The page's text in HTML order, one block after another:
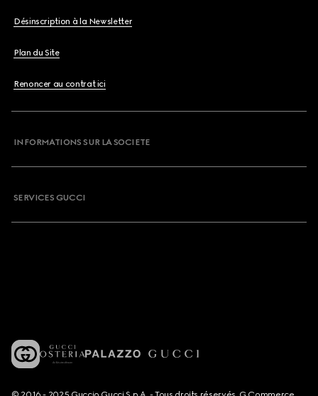
Désinscription à la Newsletter
Plan du Site
Renoncer au contrat ici
INFORMATIONS SUR LA SOCIETE
SERVICES GUCCI